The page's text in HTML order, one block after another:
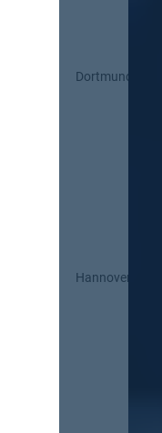
Dortmund
Hannover